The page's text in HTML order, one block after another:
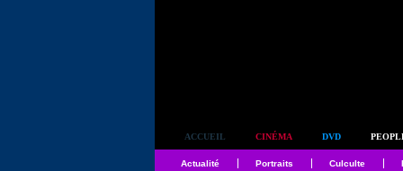
ACCUEIL CINÉMA DVD
Actualité Portraits Culculte